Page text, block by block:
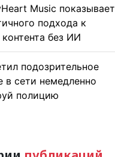
Music показывает
подхода к
без ИИ
подозрительное
в сети немедленно
полицию